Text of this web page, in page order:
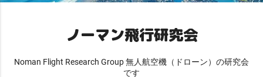
ノーマン飛行研究会
Noman Flight Research Group 無人航空機（ドローン）の研究会
です